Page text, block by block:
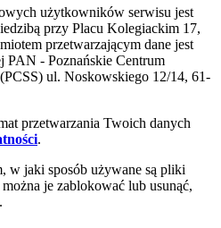
użytkowników serwisu jest
przy Placu Kolegiackim 17,
przetwarzającym dane jest
PAN - Poznańskie Centrum
ul. Noskowskiego 12/14, 61-
przetwarzania Twoich danych
.
w jaki sposób używane są pliki
je zablokować lub usunąć,
.